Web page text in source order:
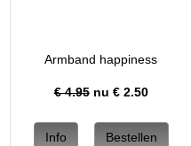
Armband happiness
€ 4.95nu € 2.50